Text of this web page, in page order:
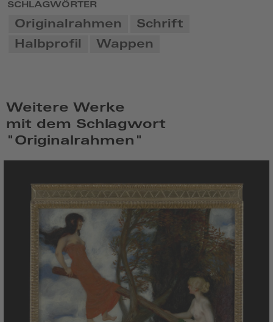
SCHLAGWÖRTER
Originalrahmen
Schrift
Halbprofil
Wappen
Weitere Werke
mit dem Schlagwort
"Originalrahmen"